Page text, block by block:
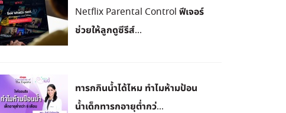
Netflix Parental Control ฟีเจอร์
ช่วยให้ลูกดูซีรีส์...
ทารกกินน้ำได้ไหม ทำไมห้ามป้อน
น้ำเด็กทารกอายุต่ำกว่...